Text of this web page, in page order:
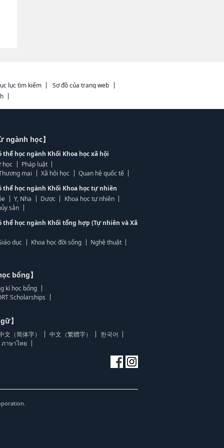
lục tìm kiếm
Sơ đồ của trang web
học】
học ngành Khối Khoa học xã hội
học
Pháp luật
mại
Xã hội học
Quan hệ quốc tế
thể học ngành Khối Khoa học tự nhiên
Y, Nha Dược
Khoa học tự nhiên
sản
thể học ngành Khối tổng hợp (Tự nhiên và Xã
dục Khoa học đời sống Nghệ thuật
bổng】
kí học bổng
Scholarships
】
文（简体字） 中文（繁體字）
한국어
ภาษาไทย